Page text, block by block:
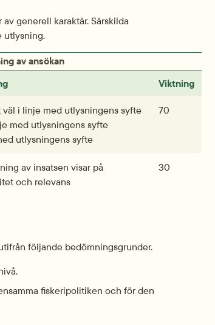
generell karaktär. Särskilda
utlysning.
av ansökan
Viktning
väl i linje med utlysningens syfte
med utlysningens syfte
utlysningens syfte
70
av insatsen visar på
och relevans
30
följande bedömningsgrunder.
fiskeripolitiken och för den